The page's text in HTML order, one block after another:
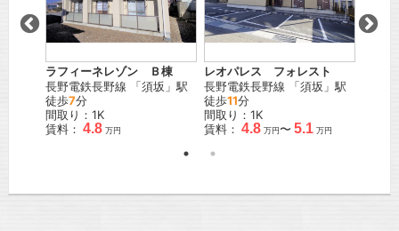
ラフィーネレゾン Ｂ棟
長野電鉄長野線 「須坂 」駅
徒歩7分
間取り：1K
賃料： 4.8 万円
レオパレス フォレスト
長野電鉄長野線 「須坂 」駅
徒歩11分
間取り：1K
賃料： 4.8 万円〜 5.1 万円